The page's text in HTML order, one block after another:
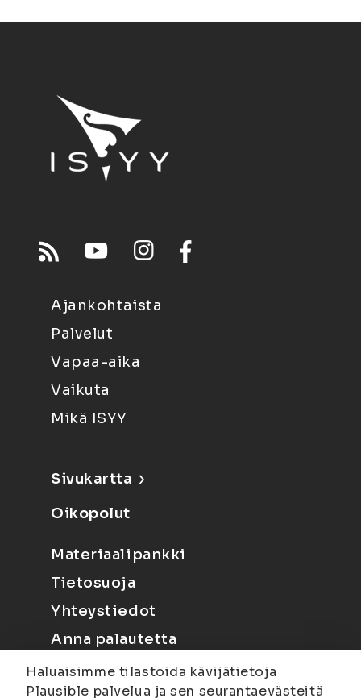
Ajankohtaista
Palvelut
Vapaa-aika
Vaikuta
Mikä ISYY
Sivukartta
Oikopolut
Materiaalipankki
Tietosuoja
Yhteystiedot
Anna palautetta
Haluaisimme tilastoida kävijätietoja
Plausible palvelua ja sen seurantaevästeitä